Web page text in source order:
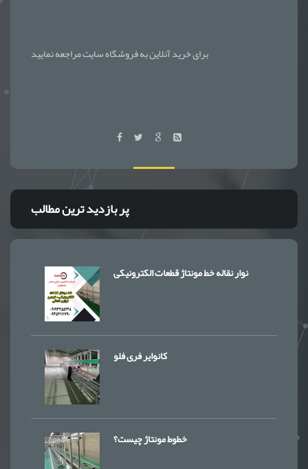
برای خرید آنلاین به فروشگاه سایت مراجعه نمایید
پر بازدید ترین مطالب
نوار نقاله خط مونتاژ قطعات الکترونیکی
کانوایر فری فلو
خطوط مونتاژ چیست؟